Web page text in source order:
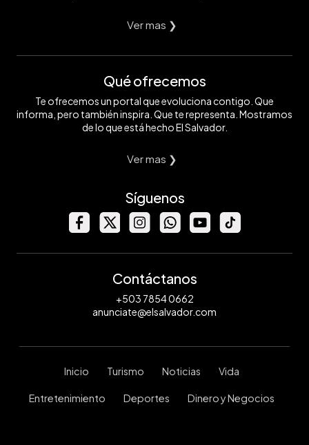
Ver mas ❯
Qué ofrecemos
Te ofrecemos un portal que evoluciona contigo. Que
informa, pero también inspira. Que te representa. Mostramos
de lo que está hecho El Salvador.
Ver mas ❯
Síguenos
Contáctanos
+503 7854 0662
anunciate@elsalvador.com
Inicio Turismo Noticias Vida
Entretenimiento Deportes Dinero y Negocios